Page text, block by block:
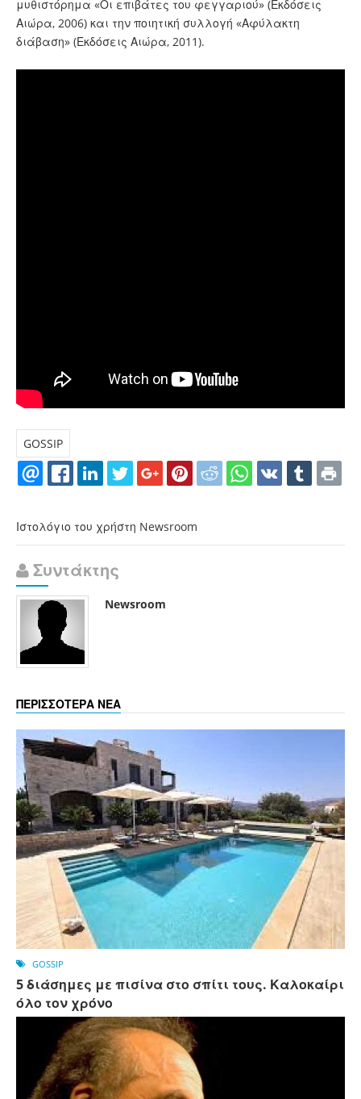
μυθιστόρημα «Οι επιβάτες του φεγγαριού» (Εκδόσεις
Αιώρα, 2006) και την ποιητική συλλογή «Αφύλακτη
διάβαση» (Εκδόσεις Αιώρα, 2011).
GOSSIP
Ιστολόγιο του χρήστη Newsroom
Συντάκτης
Newsroom
ΠΕΡΙΣΣΟΤΕΡΑ ΝΕΑ
GOSSIP
5 διάσημες με πισίνα στο σπίτι τους. Καλοκαίρι
όλο τον χρόνο